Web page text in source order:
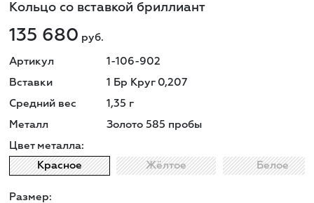
Кольцо со вставкой бриллиант
135 680 руб.
Артикул 1-106-902
Вставки 1 Бр Круг 0,207
Средний вес 1,35 г
Металл Золото 585 пробы
Цвет металла:
Красное Жёлтое Белое
Размер: